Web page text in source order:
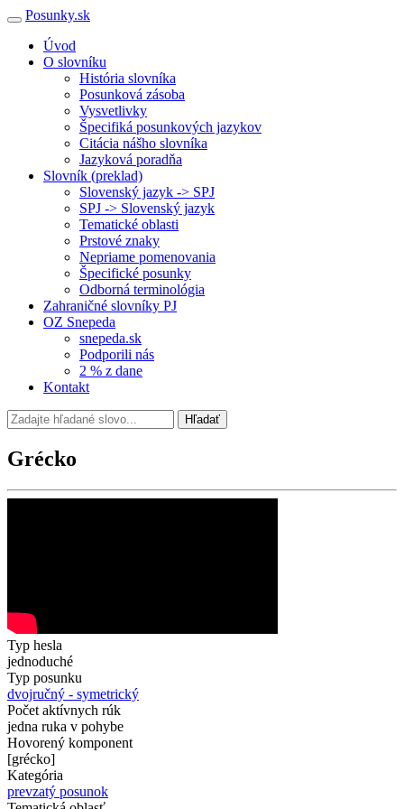
Posunky.sk
Úvod
O slovníku
História slovníka
Posunková zásoba
Vysvetlivky
Špecifiká posunkových jazykov
Citácia nášho slovníka
Jazyková poradňa
Slovník (preklad)
Slovenský jazyk -> SPJ
SPJ -> Slovenský jazyk
Tematické oblasti
Prstové znaky
Nepriame pomenovania
Špecifické posunky
Odborná terminológia
Zahraničné slovníky PJ
OZ Snepeda
snepeda.sk
Podporili nás
2 % z dane
Kontakt
Hľadať
Grécko
Typ hesla
jednoduché
Typ posunku
dvojručný - symetrický
Počet aktívnych rúk
jedna ruka v pohybe
Hovorený komponent
[grécko]
Kategória
prevzatý posunok